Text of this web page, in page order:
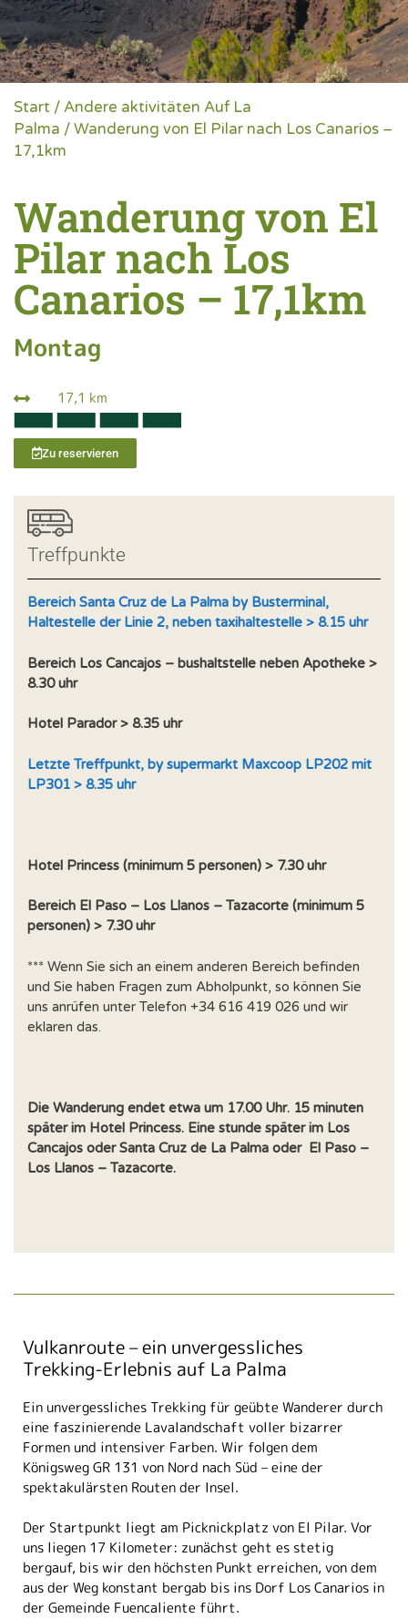
Start / Andere aktivitäten Auf La
Palma / Wanderung von El Pilar nach Los Canarios –
17,1km
Wanderung von El
Pilar nach Los
Canarios – 17,1km
Montag
17,1 km
Zu reservieren
Treffpunkte
Bereich Santa Cruz de La Palma by Busterminal,
Haltestelle der Linie 2, neben taxihaltestelle > 8.15 uhr
Bereich Los Cancajos – bushaltstelle neben Apotheke >
8.30 uhr
Hotel Parador > 8.35 uhr
Letzte Treffpunkt, by supermarkt Maxcoop LP202 mit
LP301 > 8.35 uhr
Hotel Princess (minimum 5 personen) > 7.30 uhr
Bereich El Paso – Los Llanos – Tazacorte (minimum 5
personen) > 7.30 uhr
*** Wenn Sie sich an einem anderen Bereich befinden
und Sie haben Fragen zum Abholpunkt, so können Sie
uns anrüfen unter Telefon +34 616 419 026 und wir
eklaren das.
Die Wanderung endet etwa um 17.00 Uhr. 15 minuten
später im Hotel Princess. Eine stunde später im Los
Cancajos oder Santa Cruz de La Palma oder El Paso –
Los Llanos – Tazacorte.
Vulkanroute – ein unvergessliches
Trekking-Erlebnis auf La Palma
Ein unvergessliches Trekking für geübte Wanderer durch
eine faszinierende Lavalandschaft voller bizarrer
Formen und intensiver Farben. Wir folgen dem
Königsweg GR 131 von Nord nach Süd – eine der
spektakulärsten Routen der Insel.
Der Startpunkt liegt am Picknickplatz von El Pilar. Vor
uns liegen 17 Kilometer: zunächst geht es stetig
bergauf, bis wir den höchsten Punkt erreichen, von dem
aus der Weg konstant bergab bis ins Dorf Los Canarios in
der Gemeinde Fuencaliente führt.